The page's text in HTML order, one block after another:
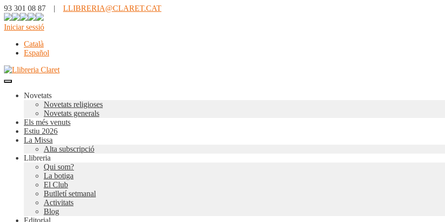
93 301 08 87 | LLIBRERIA@CLARET.CAT
Iniciar sessió
Català
Español
Novetats
Novetats religioses
Novetats generals
Els més venuts
Estiu 2026
La Missa
Alta subscripció
Llibreria
Qui som?
La botiga
El Club
Butlletí setmanal
Activitats
Blog
Editorial